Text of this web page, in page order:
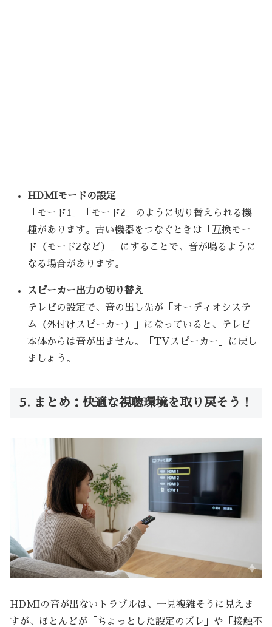
HDMIモードの設定
「モード1」「モード2」のように切り替えられる機
種があります。古い機器をつなぐときは「互換モー
ド（モード2など）」にすることで、音が鳴るように
なる場合があります。
スピーカー出力の切り替え
テレビの設定で、音の出し先が「オーディオシステ
ム（外付けスピーカー）」になっていると、テレビ
本体からは音が出ません。「TVスピーカー」に戻し
ましょう。
5. まとめ：快適な視聴環境を取り戻そう！
HDMIの音が出ないトラブルは、一見複雑そうに見えま
すが、ほとんどが「ちょっとした設定のズレ」や「接触不